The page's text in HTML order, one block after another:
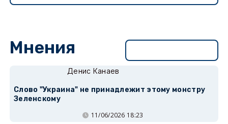
Мнения
Денис Канаев
Слово "Украина" не принадлежит этому монстру
Зеленскому
11/06/2026 18:23